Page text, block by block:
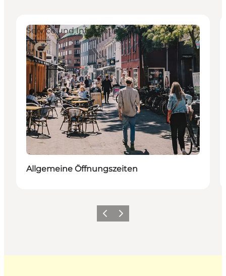
Service und Informationen
Allgemeine Öffnungszeiten
ZurückWeiter